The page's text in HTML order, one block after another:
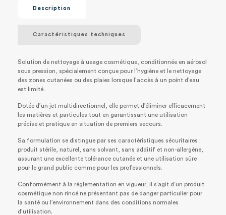
Description
Caractéristiques techniques
Solution de nettoyage à usage cosmétique, conditionnée en aérosol
sous pression, spécialement conçue pour l’hygiène et le nettoyage
des zones cutanées ou des plaies lorsque l’accès à un point d’eau
est limité.
Dotée d’un jet multidirectionnel, elle permet d’éliminer efficacement
les matières et particules tout en garantissant une utilisation
précise et pratique en situation de premiers secours.
Sa formulation se distingue par ses caractéristiques sécuritaires :
produit stérile, naturel, sans solvant, sans additif et non-allergène,
assurant une excellente tolérance cutanée et une utilisation sûre
pour le grand public comme pour les professionnels.
Conformément à la réglementation en vigueur, il s’agit d’un produit
cosmétique non rincé ne présentant pas de danger particulier pour
la santé ou l’environnement dans des conditions normales
d’utilisation.